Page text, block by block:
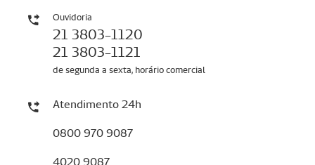
Ouvidoria
21 3803-1120
21 3803-1121
de segunda a sexta, horário comercial
Atendimento 24h
0800 970 9087
4020 9087